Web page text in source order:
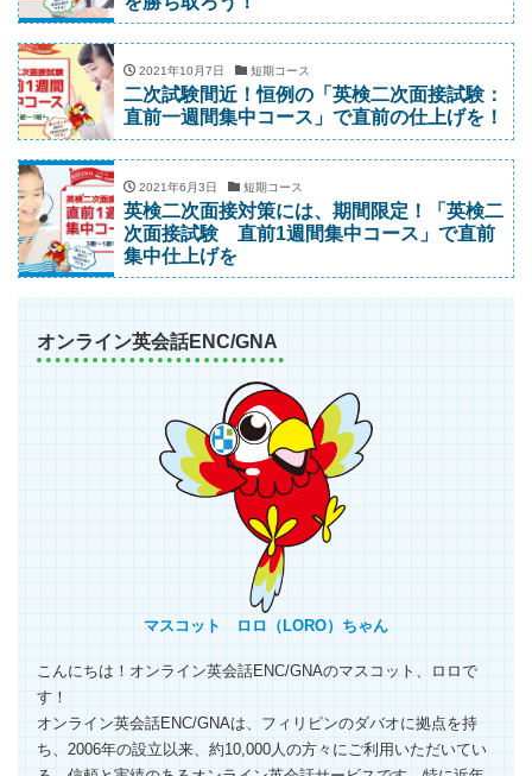
2021年10月7日 短期コース
二次試験間近！恒例の「英検二次面接試験：
直前一週間集中コース」で直前の仕上げを！
2021年6月3日 短期コース
英検二次面接対策には、期間限定！「英検二
次面接試験 直前1週間集中コース」で直前
集中仕上げを
オンライン英会話ENC/GNA
マスコット ロロ（LORO）ちゃん
こんにちは！オンライン英会話ENC/GNAのマスコット、ロロで
す！
オンライン英会話ENC/GNAは、フィリピンのダバオに拠点を持
ち、2006年の設立以来、約10,000人の方々にご利用いただいてい